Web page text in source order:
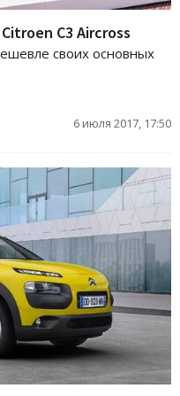
C3 Aircross
своих основных
6 июля 2017, 17:50